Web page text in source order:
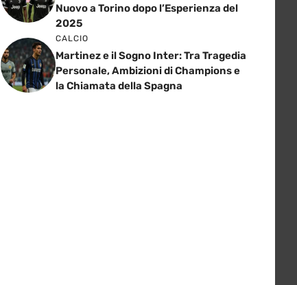
Nuovo a Torino dopo l’Esperienza del
2025
CALCIO
Martinez e il Sogno Inter: Tra Tragedia
Personale, Ambizioni di Champions e
la Chiamata della Spagna